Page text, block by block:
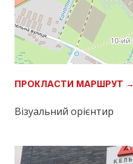
ПРОКЛАСТИ МАРШРУТ →
Візуальний орієнтир